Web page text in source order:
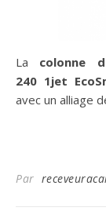
La colonne
240 1jet
avec un alliage
Par